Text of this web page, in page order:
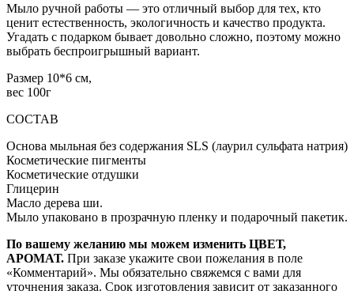
Мыло ручной работы — это отличный выбор для тех, кто
ценит естественность, экологичность и качество продукта.
Угадать с подарком бывает довольно сложно, поэтому можно
выбрать беспроигрышный вариант.
Размер 10*6 см,
вес 100г
СОСТАВ
Основа мыльная без содержания SLS (лаурил сульфата натрия)
Косметические пигменты
Косметические отдушки
Глицерин
Масло дерева ши.
Мыло упаковано в прозрачную пленку и подарочный пакетик.
По вашему желанию мы можем изменить ЦВЕТ,
АРОМАТ. При заказе укажите свои пожелания в поле
«Комментарий». Мы обязательно свяжемся с вами для
уточнения заказа. Срок изготовления зависит от заказанного